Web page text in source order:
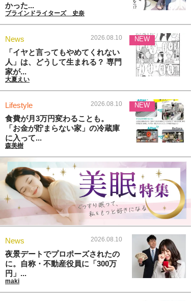
かった...
ブラインドライターズ 史奈
News 2026.08.10
「イヤと言ってもやめてくれない
人」は、どうして生まれる？ 専門
家が...
大夏えい
NEW
Lifestyle 2026.08.10
食費が月3万円変わることも。
「お金が貯まらない家」の冷蔵庫
に入って...
森美樹
NEW
News 2026.08.10
夜景デートでプロポーズされたの
に。自称・不動産役員に「300万
円」...
maki